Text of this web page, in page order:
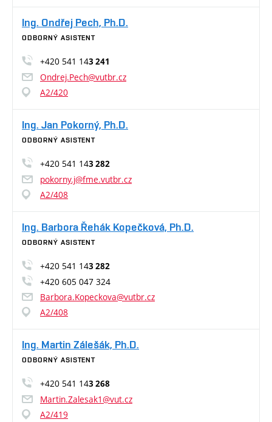
Ing. Ondřej Pech, Ph.D.
ODBORNÝ ASISTENT
+420 541 143 241
Ondrej.Pech@vutbr.cz
A2/420
Ing. Jan Pokorný, Ph.D.
ODBORNÝ ASISTENT
+420 541 143 282
pokorny.j@fme.vutbr.cz
A2/408
Ing. Barbora Řehák Kopečková, Ph.D.
ODBORNÝ ASISTENT
+420 541 143 282
+420 605 047 324
Barbora.Kopeckova@vutbr.cz
A2/408
Ing. Martin Zálešák, Ph.D.
ODBORNÝ ASISTENT
+420 541 143 268
Martin.Zalesak1@vut.cz
A2/419